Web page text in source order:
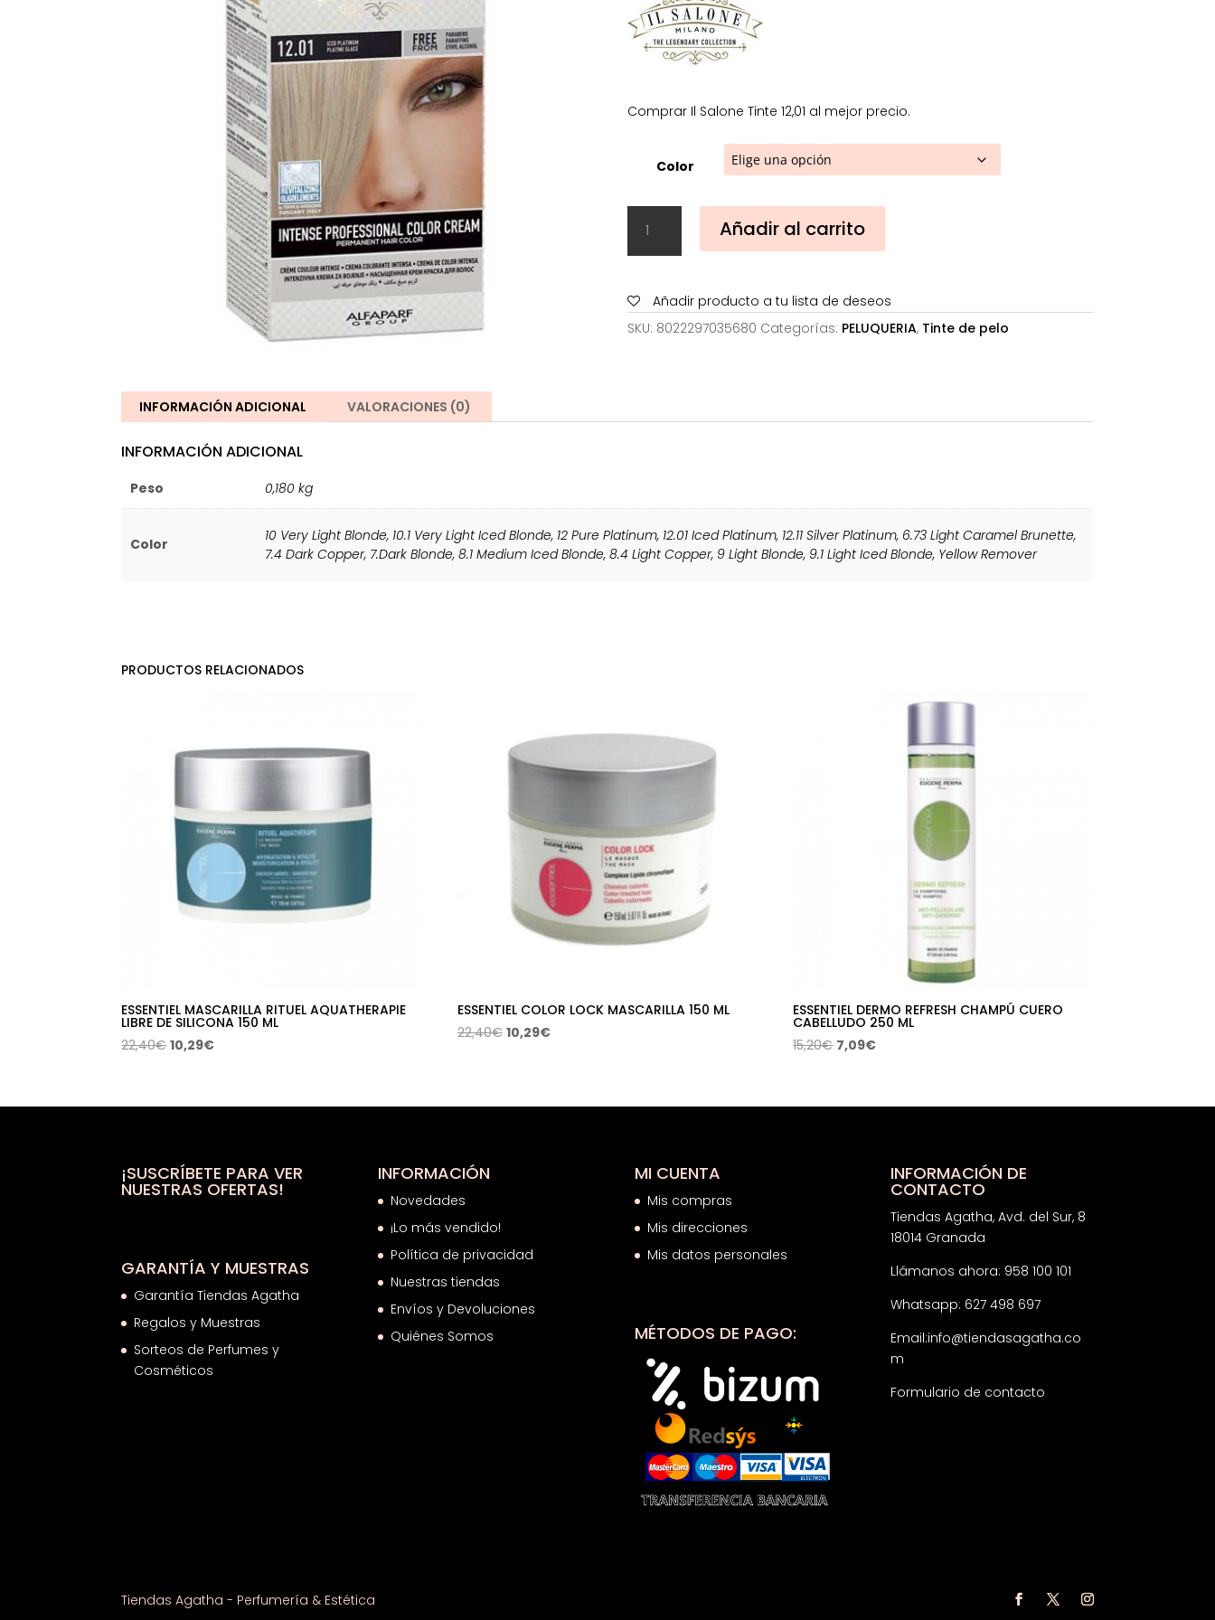
4,50€.
Comprar Il Salone Tinte 12,01 al mejor precio.
Color
Salone
Tinte
cantidad
Añadir al carrito
Añadir producto a tu lista de deseos
SKU: 8022297035680 Categorías: PELUQUERIA, Tinte de pelo
INFORMACIÓN ADICIONAL VALORACIONES (0)
INFORMACIÓN ADICIONAL
Peso 0,180 kg
Color 10 Very Light Blonde, 10.1 Very Light Iced Blonde, 12 Pure Platinum, 12.01 Iced Platinum, 12.11 Silver Platinum, 6.73 Light Caramel Brunette,
7.4 Dark Copper, 7.Dark Blonde, 8.1 Medium Iced Blonde, 8.4 Light Copper, 9 Light Blonde, 9.1 Light Iced Blonde, Yellow Remover
PRODUCTOS RELACIONADOS
ESSENTIEL MASCARILLA RITUEL AQUATHERAPIE
LIBRE DE SILICONA 150 ML
22,40€El
era:
10,29€El
es:
ESSENTIEL COLOR LOCK MASCARILLA 150 ML
22,40€ El
10,29€El
ESSENTIEL DERMO REFRESH CHAMPÚ CUERO
CABELLUDO 250 ML
15,20€ El
era:
7,09€El
es:
¡SUSCRÍBETE PARA VER
NUESTRAS OFERTAS!
GARANTÍA Y MUESTRAS
Garantía Tiendas Agatha
Regalos y Muestras
Sorteos de Perfumes y
Cosméticos
INFORMACIÓN
Novedades
¡Lo más vendido!
Política de privacidad
Nuestras tiendas
Envíos y Devoluciones
Quiénes Somos
MI CUENTA
Mis compras
Mis direcciones
Mis datos personales
MÉTODOS DE PAGO:
INFORMACIÓN DE
CONTACTO
Tiendas Agatha, Avd. del Sur, 8
18014 Granada
Llámanos ahora: 958 100 101
Whatsapp: 627 498 697
Email:info@tiendasagatha.co
m
Formulario de contacto
Tiendas Agatha - Perfumería & Estética